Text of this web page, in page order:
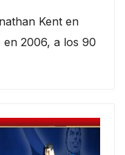
Kent en
en 2006, a los 90